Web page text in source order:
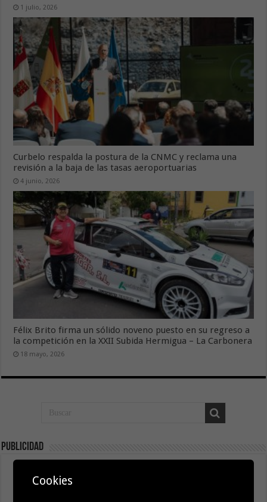
1 julio, 2026
Curbelo respalda la postura de la CNMC y reclama una
revisión a la baja de las tasas aeroportuarias
4 junio, 2026
Félix Brito firma un sólido noveno puesto en su regreso a
la competición en la XXII Subida Hermigua – La Carbonera
18 mayo, 2026
Publicidad
Cookies